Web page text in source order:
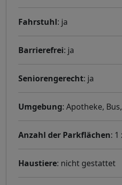
Fahrstuhl: ja
Barrierefrei: ja
Seniorengerecht: ja
Umgebung: Apotheke,
Anzahl der Parkflächen:
Haustiere: nicht gestattet